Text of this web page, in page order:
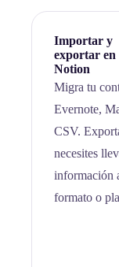
Importar y
exportar en
Notion
Migra tu
Evernote,
CSV.
necesites
información
formato o